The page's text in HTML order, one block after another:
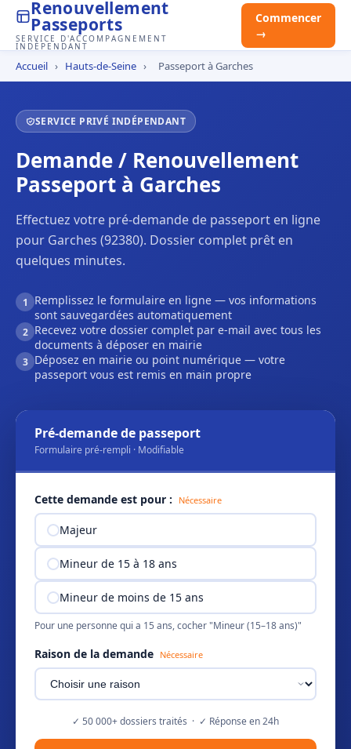
Renouvellement
Passeports
SERVICE D'ACCOMPAGNEMENT
INDÉPENDANT
Commencer
→
Accueil › Hauts-de-Seine › Passeport à Garches
SERVICE PRIVÉ INDÉPENDANT
Demande / Renouvellement
Passeport à Garches
Effectuez votre pré-demande de passeport en ligne
pour Garches (92380). Dossier complet prêt en
quelques minutes.
1
Remplissez le formulaire en ligne — vos informations
sont sauvegardées automatiquement
2 Recevez votre dossier complet par e-mail avec tous les
documents à déposer en mairie
3 Déposez en mairie ou point numérique — votre
passeport vous est remis en main propre
Pré-demande de passeport
Formulaire pré-rempli · Modifiable
Cette demande est pour : Nécessaire
Majeur
Mineur de 15 à 18 ans
Mineur de moins de 15 ans
Pour une personne qui a 15 ans, cocher "Mineur (15–18 ans)"
Raison de la demande Nécessaire
✓ 50 000+ dossiers traités · ✓ Réponse en 24h